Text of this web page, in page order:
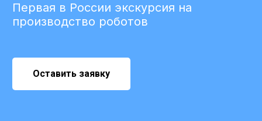
Первая в России экскурсия на
производство роботов
Оставить заявку